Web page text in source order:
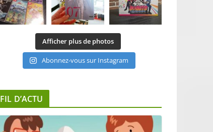
Afficher plus de photos
Abonnez-vous sur Instagram
FIL D’ACTU